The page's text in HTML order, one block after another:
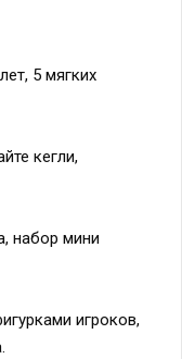
5 мягких
кегли,
набор мини
игроков,